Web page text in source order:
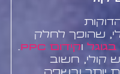
שהופך לחלק
וקידום PPC
.
קולי, חשוב